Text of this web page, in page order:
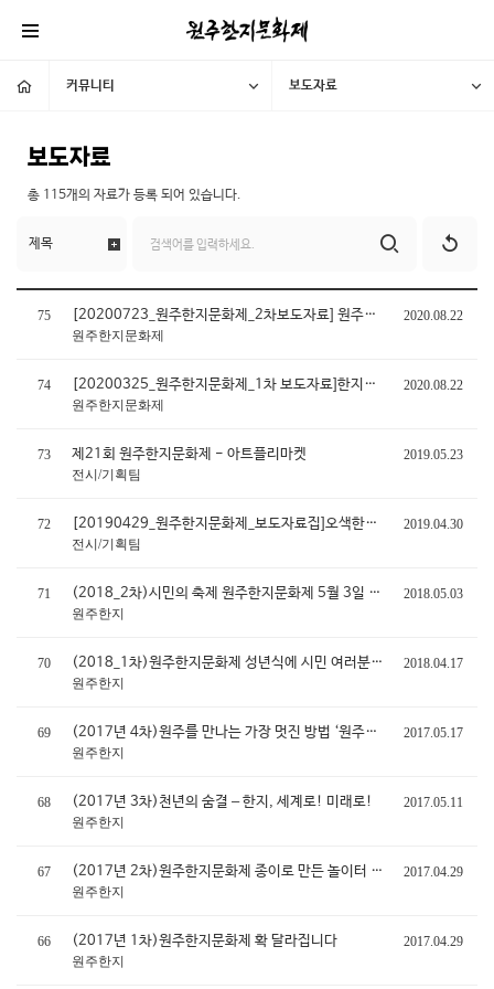
커뮤니티 보도자료
보도자료
총 115개의 자료가 등록 되어 있습니다.
75 [20200723_원주한지문화제_2차보도자료] 원주한지문화제 운영방식 변경, 비대면으로 한다
2020.08.22
원주한지문화제
74 [20200325_원주한지문화제_1차 보도자료]한지뜨러 여행가자!
2020.08.22
원주한지문화제
73 제21회 원주한지문화제 - 아트플리마켓
2019.05.23
전시/기획팀
72 [20190429_원주한지문화제_보도자료집]오색한지, 다시 시민 속으로
2019.04.30
전시/기획팀
71 (2018_2차)시민의 축제 원주한지문화제 5월 3일 화려한 개막!
2018.05.03
원주한지
70 (2018_1차)원주한지문화제 성년식에 시민 여러분을 초대합니다!
2018.04.17
원주한지
69 (2017년 4차)원주를 만나는 가장 멋진 방법 ‘원주한지문화제’
2017.05.17
원주한지
68 (2017년 3차)천년의 숨결 – 한지, 세계로! 미래로!
2017.05.11
원주한지
67 (2017년 2차)원주한지문화제 종이로 만든 놀이터 선보이다
2017.04.29
원주한지
66 (2017년 1차)원주한지문화제 확 달라집니다
2017.04.29
원주한지